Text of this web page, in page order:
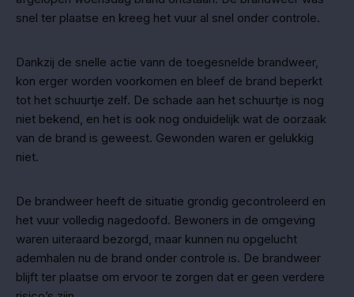
snel ter plaatse en kreeg het vuur al snel onder controle.
Dankzij de snelle actie vann de toegesnelde brandweer,
kon erger worden voorkomen en bleef de brand beperkt
tot het schuurtje zelf. De schade aan het schuurtje is nog
niet bekend, en het is ook nog onduidelijk wat de oorzaak
van de brand is geweest. Gewonden waren er gelukkig
niet.
De brandweer heeft de situatie grondig gecontroleerd en
het vuur volledig nagedoofd. Bewoners in de omgeving
waren uiteraard bezorgd, maar kunnen nu opgelucht
ademhalen nu de brand onder controle is. De brandweer
blijft ter plaatse om ervoor te zorgen dat er geen verdere